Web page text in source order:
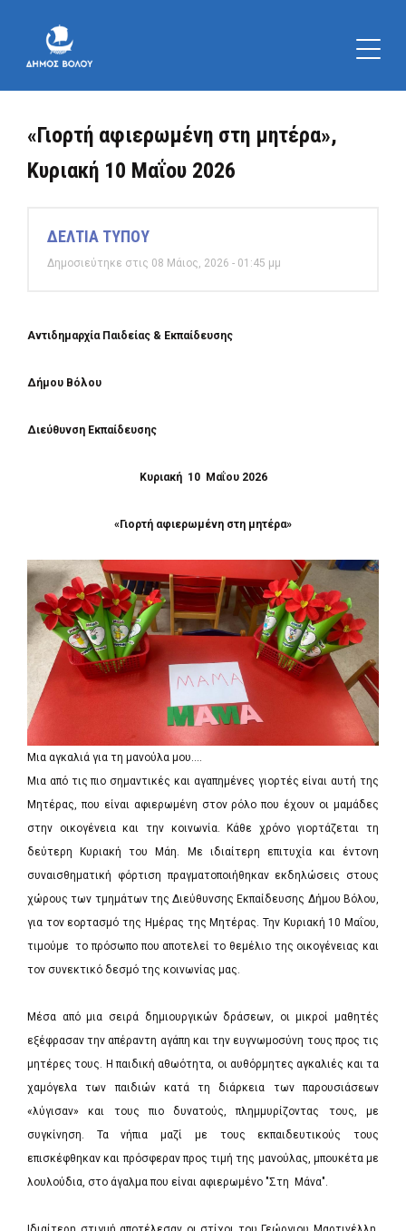
«Γιορτή αφιερωμένη στη μητέρα»,
Κυριακή 10 Μαΐου 2026
ΔΕΛΤΙΑ ΤΥΠΟΥ
Δημοσιεύτηκε στις 08 Μάιος, 2026 - 01:45 μμ
Αντιδημαρχία Παιδείας & Εκπαίδευσης
Δήμου Βόλου
Διεύθυνση Εκπαίδευσης
Κυριακή 1 0Μαΐου 2026
«Γιορτή αφιερωμένη στη μητέρα»
Μια αγκαλιά για τη μανούλα μου….
Μια από τις πιο σημαντικές και αγαπημένες γιορτές είναι αυτή της
Μητέρας, που είναι αφιερωμένη στον ρόλο που έχουν οι μαμάδες
στην οικογένεια και την κοινωνία. Κάθε χρόνο γιορτάζεται τη
δεύτερη Κυριακή του Μάη. Με ιδιαίτερη επιτυχία και έντονη
συναισθηματική φόρτιση πραγματοποιήθηκαν εκδηλώσεις στους
χώρους των τμημάτων της Διεύθυνσης Εκπαίδευσης Δήμου Βόλου,
για τον εορτασμό της Ημέρας της Μητέρας. Την Κυριακή 10 Μαΐου,
τιμούμε το πρόσωπο που αποτελεί το θεμέλιο της οικογένειας και
τον συνεκτικό δεσμό της κοινωνίας μας.
Μέσα από μια σειρά δημιουργικών δράσεων, οι μικροί μαθητές
εξέφρασαν την απέραντη αγάπη και την ευγνωμοσύνη τους προς τις
μητέρες τους. Η παιδική αθωότητα, οι αυθόρμητες αγκαλιές και τα
χαμόγελα των παιδιών κατά τη διάρκεια των παρουσιάσεων
«λύγισαν» και τους πιο δυνατούς, πλημμυρίζοντας τους, με
συγκίνηση. Τα νήπια μαζί με τους εκπαιδευτικούς τους
επισκέφθηκαν και πρόσφεραν προς τιμή της μανούλας, μπουκέτα με
λουλούδια, στο άγαλμα που είναι αφιερωμένο "Στη Μάνα".